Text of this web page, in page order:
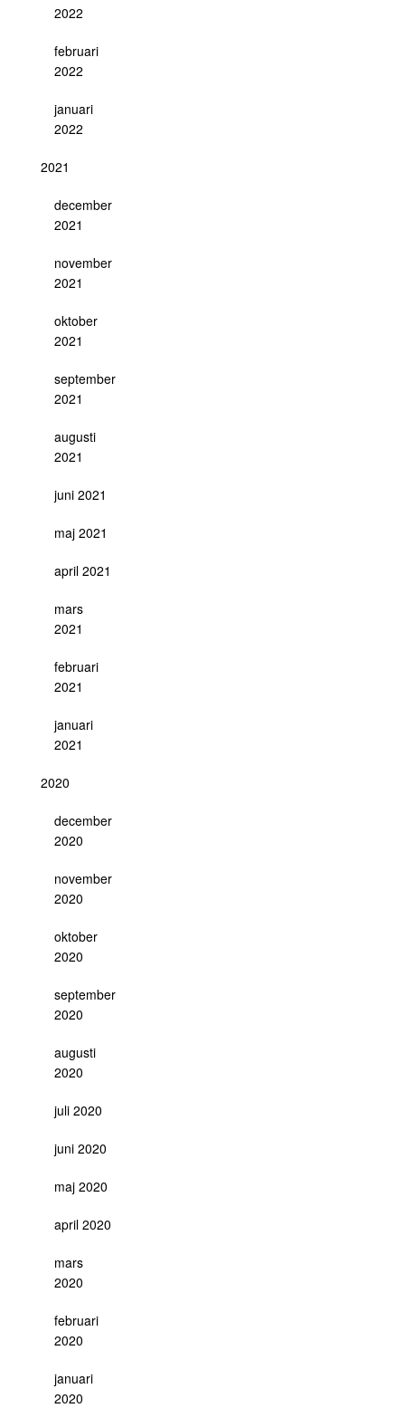
2022
februari
2022
januari
2022
2021
december
2021
november
2021
oktober
2021
september
2021
augusti
2021
juni 2021
maj 2021
april 2021
mars
2021
februari
2021
januari
2021
2020
december
2020
november
2020
oktober
2020
september
2020
augusti
2020
juli 2020
juni 2020
maj 2020
april 2020
mars
2020
februari
2020
januari
2020